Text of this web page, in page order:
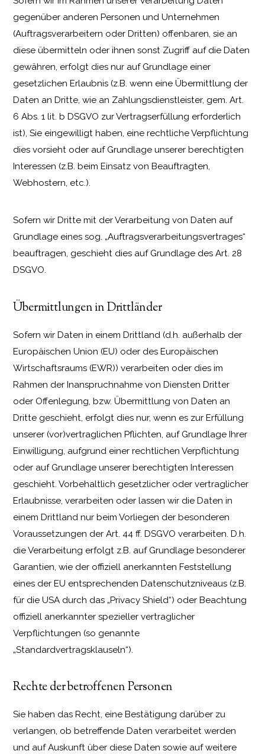
gegenüber anderen Personen und Unternehmen
(Auftragsverarbeitern oder Dritten) offenbaren, sie an
diese übermitteln oder ihnen sonst Zugriff auf die Daten
gewähren, erfolgt dies nur auf Grundlage einer
gesetzlichen Erlaubnis (z.B. wenn eine Übermittlung der
Daten an Dritte, wie an Zahlungsdienstleister, gem. Art.
6 Abs. 1 lit. b DSGVO zur Vertragserfüllung erforderlich
ist), Sie eingewilligt haben, eine rechtliche Verpflichtung
dies vorsieht oder auf Grundlage unserer berechtigten
Interessen (z.B. beim Einsatz von Beauftragten,
Webhostern, etc.).
Sofern wir Dritte mit der Verarbeitung von Daten auf
Grundlage eines sog. „Auftragsverarbeitungsvertrages“
beauftragen, geschieht dies auf Grundlage des Art. 28
DSGVO.
Übermittlungen in Drittländer
Sofern wir Daten in einem Drittland (d.h. außerhalb der
Europäischen Union (EU) oder des Europäischen
Wirtschaftsraums (EWR)) verarbeiten oder dies im
Rahmen der Inanspruchnahme von Diensten Dritter
oder Offenlegung, bzw. Übermittlung von Daten an
Dritte geschieht, erfolgt dies nur, wenn es zur Erfüllung
unserer (vor)vertraglichen Pflichten, auf Grundlage Ihrer
Einwilligung, aufgrund einer rechtlichen Verpflichtung
oder auf Grundlage unserer berechtigten Interessen
geschieht. Vorbehaltlich gesetzlicher oder vertraglicher
Erlaubnisse, verarbeiten oder lassen wir die Daten in
einem Drittland nur beim Vorliegen der besonderen
Voraussetzungen der Art. 44 ff. DSGVO verarbeiten. D.h.
die Verarbeitung erfolgt z.B. auf Grundlage besonderer
Garantien, wie der offiziell anerkannten Feststellung
eines der EU entsprechenden Datenschutzniveaus (z.B.
für die USA durch das „Privacy Shield“) oder Beachtung
offiziell anerkannter spezieller vertraglicher
Verpflichtungen (so genannte
„Standardvertragsklauseln“).
Rechte der betroffenen Personen
Sie haben das Recht, eine Bestätigung darüber zu
verlangen, ob betreffende Daten verarbeitet werden
und auf Auskunft über diese Daten sowie auf weitere